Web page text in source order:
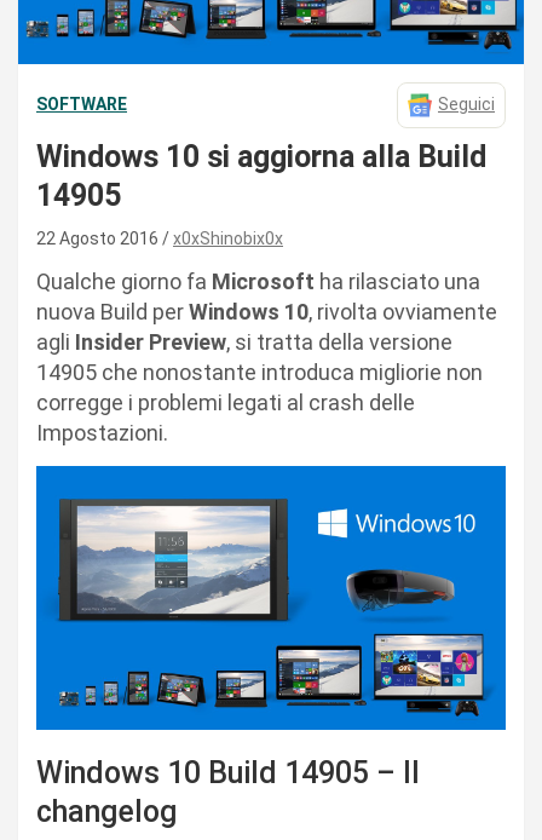
SOFTWARE Seguici
Windows 10 si aggiorna alla Build
14905
22 Agosto 2016 x0xShinobix0x
Qualche giorno fa Microsoft ha rilasciato una
nuova Build perWindows 10, rivolta ovviamente
agli Insider Preview, si tratta della versione
14905 che nonostante introduca migliorie non
corregge i problemi legati al crash delle
Impostazioni.
Windows 10 Build 14905 – Il
changelog